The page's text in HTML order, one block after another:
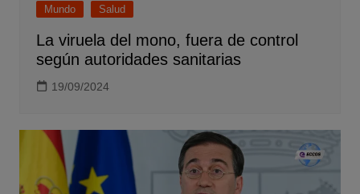
Mundo Salud
La viruela del mono, fuera de control
según autoridades sanitarias
19/09/2024